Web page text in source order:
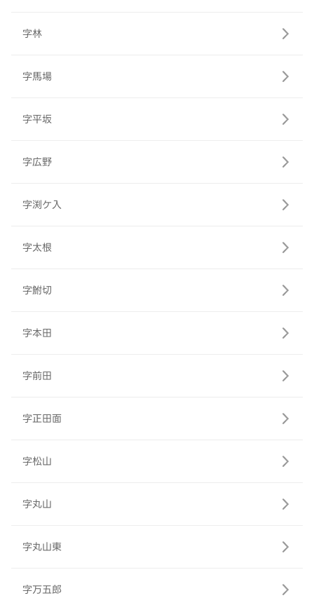
字林
字馬場
字平坂
字広野
字渕ケ入
字太根
字鮒切
字本田
字前田
字正田面
字松山
字丸山
字丸山東
字万五郎